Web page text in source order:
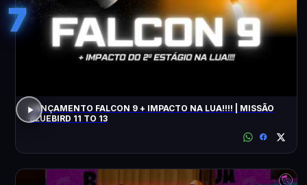
7
LANÇAMENTO FALCON 9 + IMPACTO NA LUA!!!! | MISSÃO
BLUEBIRD 11 TO 13